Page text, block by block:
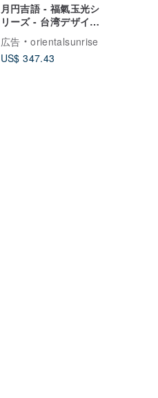
月円吉語 - 福氣玉光シ
リーズ - 台湾デザイン
彫刻玉佩
広告
orientalsunrise
US$ 347.43